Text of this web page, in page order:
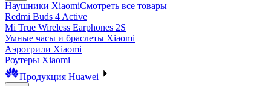
Наушники XiaomiСмотреть все товары
Redmi Buds 4 Active
Mi True Wireless Earphones 2S
Умные часы и браслеты Xiaomi
Аэрогрили Xiaomi
Роутеры Xiaomi
Продукция Huawei